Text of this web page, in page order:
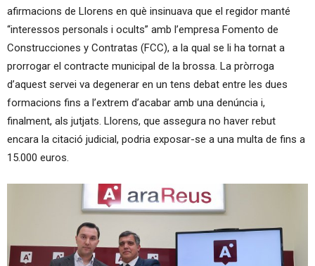
afirmacions de Llorens en què insinuava que el regidor manté
“interessos personals i ocults” amb l’empresa Fomento de
Construcciones y Contratas (FCC), a la qual se li ha tornat a
prorrogar el contracte municipal de la brossa. La pròrroga
d’aquest servei va degenerar en un tens debat entre les dues
formacions fins a l’extrem d’acabar amb una denúncia i,
finalment, als jutjats. Llorens, que assegura no haver rebut
encara la citació judicial, podria exposar-se a una multa de fins a
15.000 euros.